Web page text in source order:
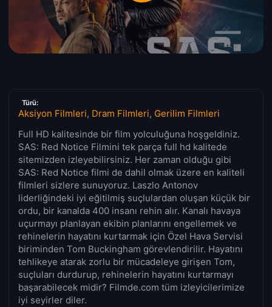
Türü:
Aksiyon Filmleri, Dram Filmleri, Gerilim Filmleri
Full HD kalitesinde bir film yolculuğuna hoşgeldiniz.
SAS: Red Notice Filmini tek parça full hd kalitede
sitemizden izleyebilirsiniz. Her zaman olduğu gibi
SAS: Red Notice filmi de dahil olmak üzere en kaliteli
filmleri sizlere sunuyoruz. Laszlo Antonov
liderliğindeki iyi eğitilmiş suçlulardan oluşan küçük bir
ordu, bir kanalda 400 insanı rehin alır. Kanalı havaya
uçurmayı planlayan ekibin planlarını engellemek ve
rehinelerin hayatını kurtarmak için Özel Hava Servisi
biriminden Tom Buckingham görevlendirilir. Hayatını
tehlikeye atarak zorlu bir mücadeleye girişen Tom,
suçluları durdurup, rehinelerin hayatını kurtarmayı
başarabilecek midir? Filmde.com tüm izleyicilerimize
iyi seyirler diler.